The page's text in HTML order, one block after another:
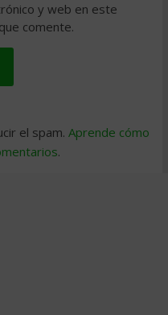
y web en este
comente.
el spam. Aprende cómo
.